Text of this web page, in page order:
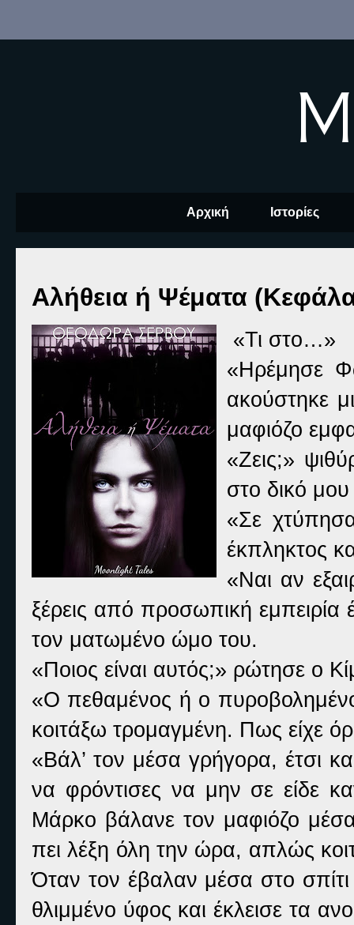
Αρχική Ιστορίες
Αλήθεια ή Ψέματα
«Τι στο…»
«Ηρέμησε
ακούστηκε
μαφιόζο
«Ζεις;»
στο δικό μου
«Σε
έκπληκτος
«Ναι αν
ξέρεις από προσωπική εμπειρία
τον ματωμένο ώμο του.
«Ποιος είναι αυτός;» ρώτησε ο
«Ο πεθαμένος ή ο
κοιτάξω τρομαγμένη. Πως είχε
«Βάλ’ τον μέσα γρήγορα, έτσι
να φρόντισες να μην σε είδε
Μάρκο βάλανε τον μαφιόζο
πει λέξη όλη την ώρα, απλώς
Όταν τον έβαλαν μέσα στο
θλιμμένο ύφος και έκλεισε τα